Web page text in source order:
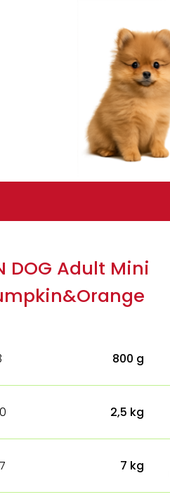
DOG Adult Mini
800 g
2,5 kg
7 kg